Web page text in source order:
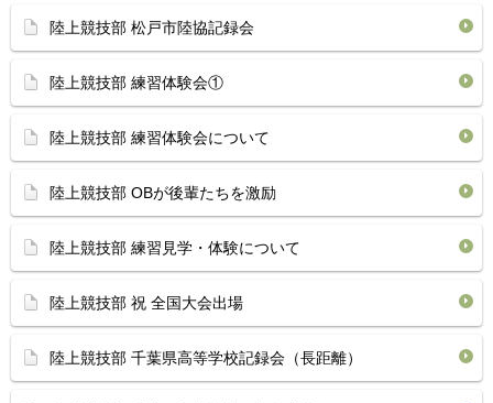
陸上競技部 松戸市陸協記録会
陸上競技部 練習体験会①
陸上競技部 練習体験会について
陸上競技部 OBが後輩たちを激励
陸上競技部 練習見学・体験について
陸上競技部 祝 全国大会出場
陸上競技部 千葉県高等学校記録会（長距離）